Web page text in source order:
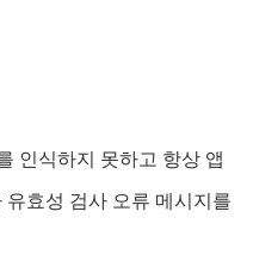
인식하지 못하고 항상 앱
유효성 검사 오류 메시지를